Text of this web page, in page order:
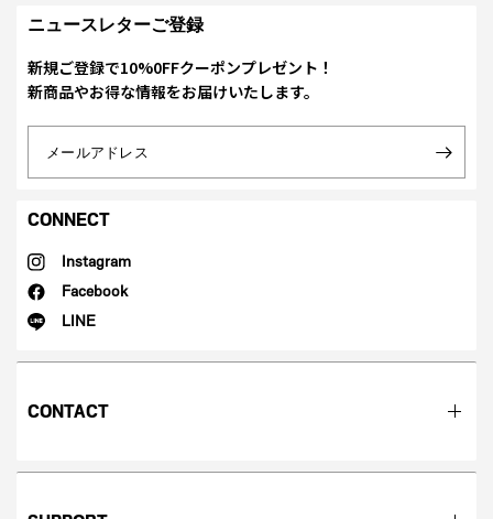
ニュースレターご登録
新規ご登録で10%0FFクーポンプレゼント！
新商品やお得な情報をお届けいたします。
メールアドレス
CONNECT
Instagram
Facebook
LINE
CONTACT